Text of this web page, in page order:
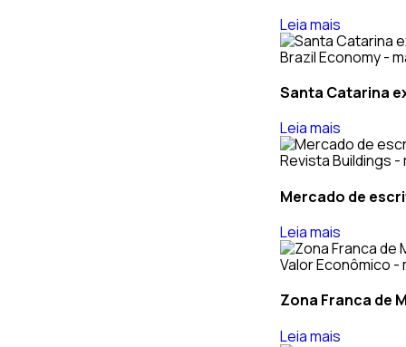
Leia mais
Brazil Economy -
Santa Catarina
Leia mais
Revista Buildings -
Mercado de
Leia mais
Valor Econômico -
Zona Franca de
Leia mais